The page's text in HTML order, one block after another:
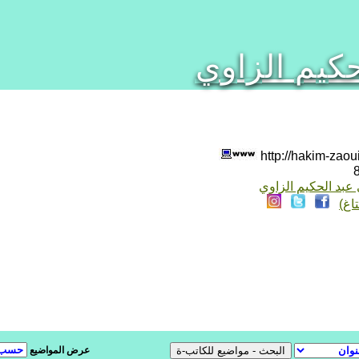
الزاوي
hakim-
عبد الحكيم الزاوي
عرض المواضيع